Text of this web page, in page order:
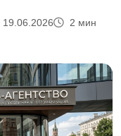
19.06.2026
2 мин